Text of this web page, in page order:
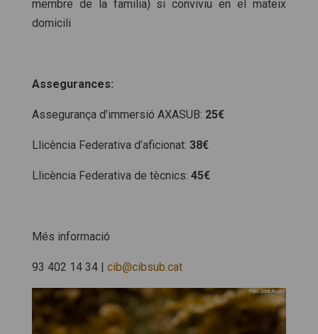
membre de la familia) si conviviu en el mateix
domicili
Assegurances:
Assegurança d’immersió AXASUB: 25€
Llicència Federativa d’aficionat: 38€
Llicència Federativa de tècnics: 45€
Més informació
93 402 14 34 | cib@cibsub.cat